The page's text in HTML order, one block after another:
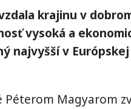
krajinu v
vysoká a
najvyšší v Európskej
Péterom Magyarom